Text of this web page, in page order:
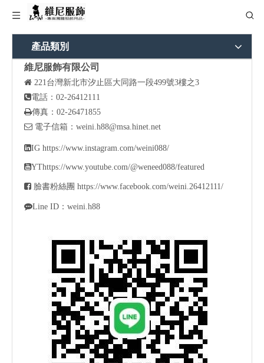
產品類別
維尼服飾有限公司
 221台灣新北市汐止區大同路一段499號3樓之3
電話：02-26412111
傳真：02-26471855
 電子信箱： weini.h88@msa.hinet.net
IG https://www.instagram.com/weini088/
YThttps://www.youtube.com/@weneed088/featured
 臉書粉絲團 https://www.facebook.com/weini.26412111/
Line ID：weini.h88